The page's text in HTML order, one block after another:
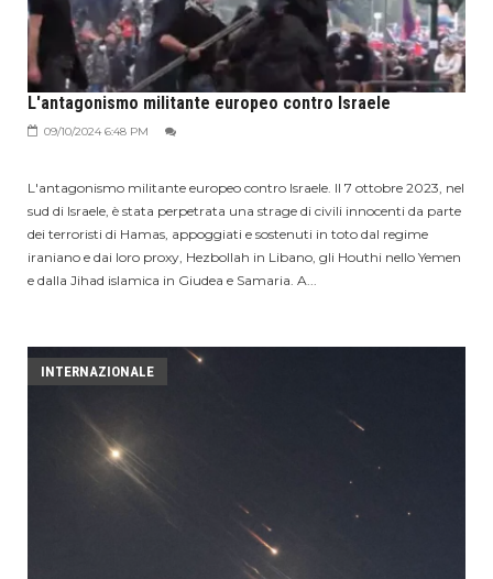
L'antagonismo militante europeo contro Israele
09/10/2024 6:48 PM
L'antagonismo militante europeo contro Israele. Il 7 ottobre 2023, nel
sud di Israele, è stata perpetrata una strage di civili innocenti da parte
dei terroristi di Hamas, appoggiati e sostenuti in toto dal regime
iraniano e dai loro proxy, Hezbollah in Libano, gli Houthi nello Yemen
e dalla Jihad islamica in Giudea e Samaria. A...
INTERNAZIONALE